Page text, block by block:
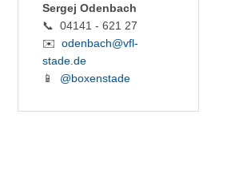
Sergej Odenbach
📞 04141 - 621 27
✉️odenbach@vfl-
stade.de
📱 @boxenstade